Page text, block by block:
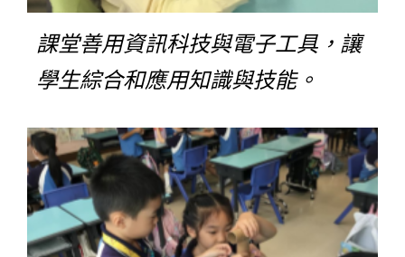
課堂善用資訊科技與電子工具，讓
學生綜合和應用知識與技能。